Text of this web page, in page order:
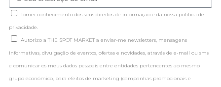
Tomei conhecimento dos seus direitos de informação e da nossa politica de
privacidade.
Autorizo a THE SPOT MARKET a enviar-me newsletters, mensagens
informativas, divulgação de eventos, ofertas e novidades, através de e-mail ou sms
e comunicar os meus dados pessoais entre entidades pertencentes ao mesmo
grupo económico, para efeitos de marketing (campanhas promocionais e